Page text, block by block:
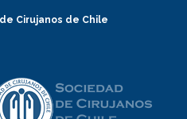
Cirujanos de Chile